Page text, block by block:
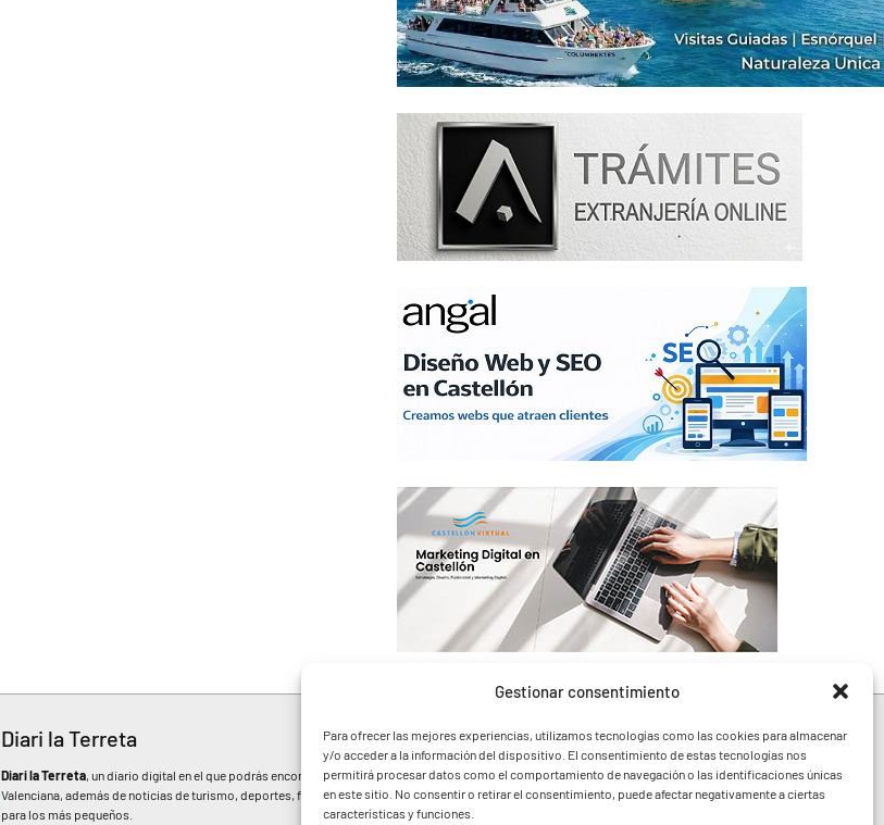
Gestionar consentimiento
Para ofrecer las mejores experiencias, utilizamos tecnologías como las cookies para almacenar
y/o acceder a la información del dispositivo. El consentimiento de estas tecnologías nos
permitirá procesar datos como el comportamiento de navegación o las identificaciones únicas
en este sitio. No consentir o retirar el consentimiento, puede afectar negativamente a ciertas
características y funciones.
Diari la Terreta
Diari la Terreta, un diario digital en el que podrás encontrar noticias de toda la Comunidad
Valenciana, además de noticias de turismo, deportes, fiestas regionales, festivales y noticias
para los más pequeños.